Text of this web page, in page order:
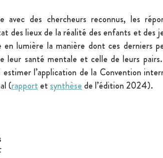
des chercheurs reconnus, les
des lieux de la réalité des enfants et des
lumière la manière dont ces derniers
leur santé mentale et celle de leurs
l’application de la Convention
(rapport et synthèse de l’édition 2024).